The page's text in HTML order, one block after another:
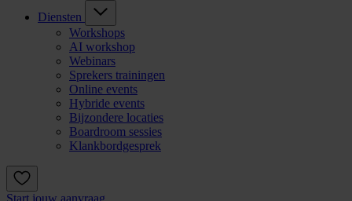
Diensten
Workshops
AI workshop
Webinars
Sprekers trainingen
Online events
Hybride events
Bijzondere locaties
Boardroom sessies
Klankbordgesprek
Start jouw aanvraag